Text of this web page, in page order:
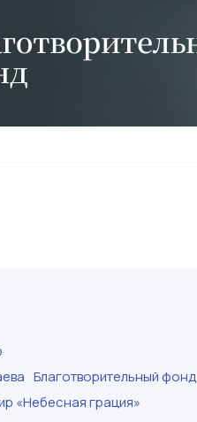
Благотворительный фонд
«Небесная грация»